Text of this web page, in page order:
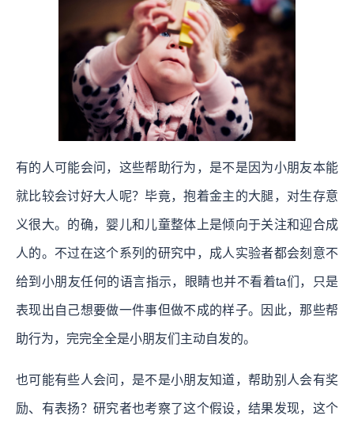
有的人可能会问，这些帮助行为，是不是因为小朋友本能
就比较会讨好大人呢？毕竟，抱着金主的大腿，对生存意
义很大。的确，婴儿和儿童整体上是倾向于关注和迎合成
人的。不过在这个系列的研究中，成人实验者都会刻意不
给到小朋友任何的语言指示，眼睛也并不看着ta们，只是
表现出自己想要做一件事但做不成的样子。因此，那些帮
助行为，完完全全是小朋友们主动自发的。
也可能有些人会问，是不是小朋友知道，帮助别人会有奖
励、有表扬？研究者也考察了这个假设，结果发现，这个